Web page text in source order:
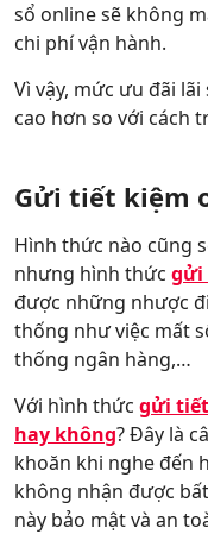
sổ online sẽ không
chi phí vận hành.
Vì vậy, mức ưu đãi
cao hơn so với cách
Gửi tiết kiệm
Hình thức nào cũng
nhưng hình thức gửi
được những nhược
thống như việc mất
thống ngân hàng,…
Với hình thức gửi
hay không? Đây là
khoăn khi nghe đến
không nhận được
này bảo mật và an